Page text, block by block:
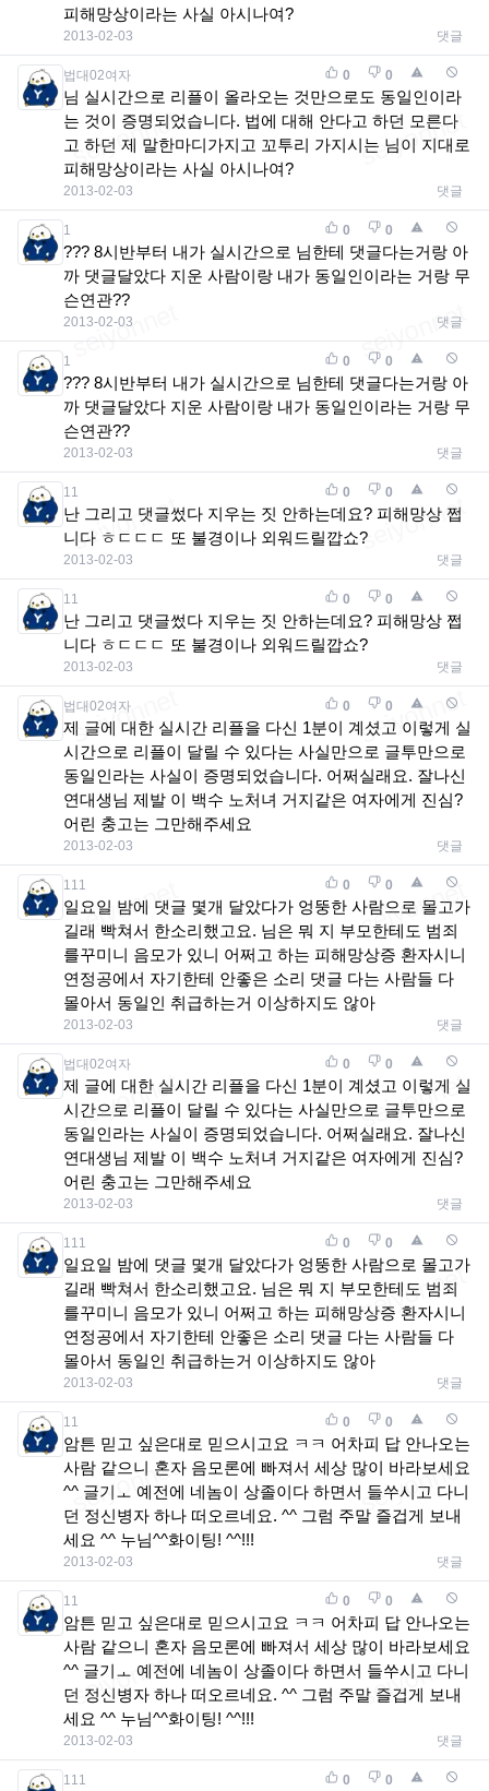
피해망상이라는 사실 아시나여?
2013-02-03 댓글
법대02여자 0 0
님 실시간으로 리플이 올라오는 것만으로도 동일인이라
는 것이 증명되었습니다. 법에 대해 안다고 하던 모른다
고 하던 제 말한마디가지고 꼬투리 가지시는 님이 지대로
피해망상이라는 사실 아시나여?
2013-02-03 댓글
1 0 0
??? 8시반부터 내가 실시간으로 님한테 댓글다는거랑 아
까 댓글달았다 지운 사람이랑 내가 동일인이라는 거랑 무
슨연관??
2013-02-03 댓글
1 0 0
??? 8시반부터 내가 실시간으로 님한테 댓글다는거랑 아
까 댓글달았다 지운 사람이랑 내가 동일인이라는 거랑 무
슨연관??
2013-02-03 댓글
11 0 0
난 그리고 댓글썼다 지우는 짓 안하는데요? 피해망상 쩝
니다 ㅎㄷㄷㄷ 또 불경이나 외워드릴깝쇼?
2013-02-03 댓글
11 0 0
난 그리고 댓글썼다 지우는 짓 안하는데요? 피해망상 쩝
니다 ㅎㄷㄷㄷ 또 불경이나 외워드릴깝쇼?
2013-02-03 댓글
법대02여자 0 0
제 글에 대한 실시간 리플을 다신 1분이 계셨고 이렇게 실
시간으로 리플이 달릴 수 있다는 사실만으로 글투만으로
동일인라는 사실이 증명되었습니다. 어쩌실래요. 잘나신
연대생님 제발 이 백수 노처녀 거지같은 여자에게 진심?
어린 충고는 그만해주세요
2013-02-03 댓글
111 0 0
일요일 밤에 댓글 몇개 달았다가 엉뚱한 사람으로 몰고가
길래 빡쳐서 한소리했고요. 님은 뭐 지 부모한테도 범죄
를꾸미니 음모가 있니 어쩌고 하는 피해망상증 환자시니
연정공에서 자기한테 안좋은 소리 댓글 다는 사람들 다
몰아서 동일인 취급하는거 이상하지도 않아
2013-02-03 댓글
법대02여자 0 0
제 글에 대한 실시간 리플을 다신 1분이 계셨고 이렇게 실
시간으로 리플이 달릴 수 있다는 사실만으로 글투만으로
동일인라는 사실이 증명되었습니다. 어쩌실래요. 잘나신
연대생님 제발 이 백수 노처녀 거지같은 여자에게 진심?
어린 충고는 그만해주세요
2013-02-03 댓글
111 0 0
일요일 밤에 댓글 몇개 달았다가 엉뚱한 사람으로 몰고가
길래 빡쳐서 한소리했고요. 님은 뭐 지 부모한테도 범죄
를꾸미니 음모가 있니 어쩌고 하는 피해망상증 환자시니
연정공에서 자기한테 안좋은 소리 댓글 다는 사람들 다
몰아서 동일인 취급하는거 이상하지도 않아
2013-02-03 댓글
11 0 0
암튼 믿고 싶은대로 믿으시고요 ㅋㅋ 어차피 답 안나오는
사람 같으니 혼자 음모론에 빠져서 세상 많이 바라보세요
^^ 글기ㅗ 예전에 네놈이 상졸이다 하면서 들쑤시고 다니
던 정신병자 하나 떠오르네요. ^^ 그럼 주말 즐겁게 보내
세요 ^^ 누님^^화이팅! ^^!!!
2013-02-03 댓글
11 0 0
암튼 믿고 싶은대로 믿으시고요 ㅋㅋ 어차피 답 안나오는
사람 같으니 혼자 음모론에 빠져서 세상 많이 바라보세요
^^ 글기ㅗ 예전에 네놈이 상졸이다 하면서 들쑤시고 다니
던 정신병자 하나 떠오르네요. ^^ 그럼 주말 즐겁게 보내
세요 ^^ 누님^^화이팅! ^^!!!
2013-02-03 댓글
111 0 0